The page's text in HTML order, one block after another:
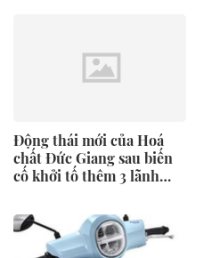
Động thái mới của Hoá
chất Đức Giang sau biến
cố khởi tố thêm 3 lãnh